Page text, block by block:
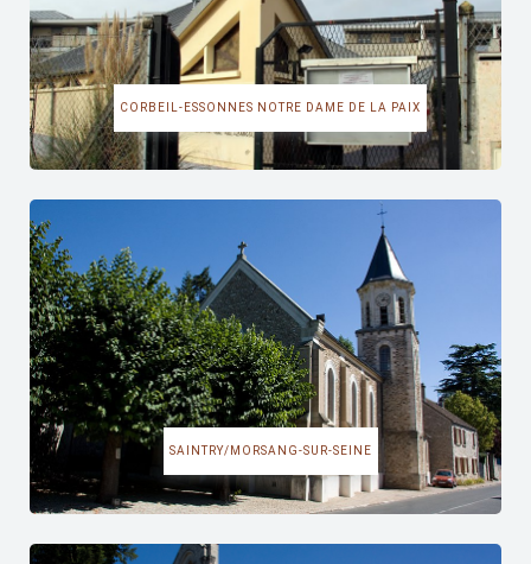
CORBEIL-ESSONNES NOTRE DAME DE LA PAIX
SAINTRY/MORSANG-SUR-SEINE